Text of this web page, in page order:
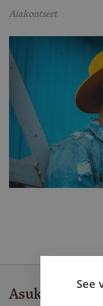
Aiakontsert
Asukoht
See